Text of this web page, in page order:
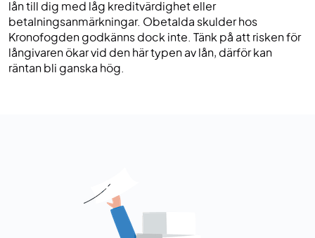
lån till dig med låg kreditvärdighet eller
betalningsanmärkningar. Obetalda skulder hos
Kronofogden godkänns dock inte. Tänk på att risken för
långivaren ökar vid den här typen av lån, därför kan
räntan bli ganska hög.